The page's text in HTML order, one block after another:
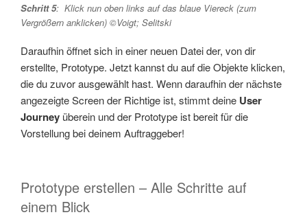
Schritt 5: Klick nun oben links auf das blaue Viereck (zum
Vergrößern anklicken) ©Voigt; Selitski
Daraufhin öffnet sich in einer neuen Datei der, von dir
erstellte, Prototype. Jetzt kannst du auf die Objekte klicken,
die du zuvor ausgewählt hast. Wenn daraufhin der nächste
angezeigte Screen der Richtige ist, stimmt deine User
Journey überein und der Prototype ist bereit für die
Vorstellung bei deinem Auftraggeber!
Prototype erstellen – Alle Schritte auf
einem Blick